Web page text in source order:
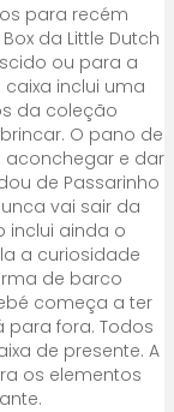
para recém
da Little Dutch
ou para a
inclui uma
da coleção
O pano de
aconchegar e dar
de Passarinho
vai sair da
inclui ainda o
a curiosidade
de barco
começa a ter
para fora. Todos
de presente. A
os elementos